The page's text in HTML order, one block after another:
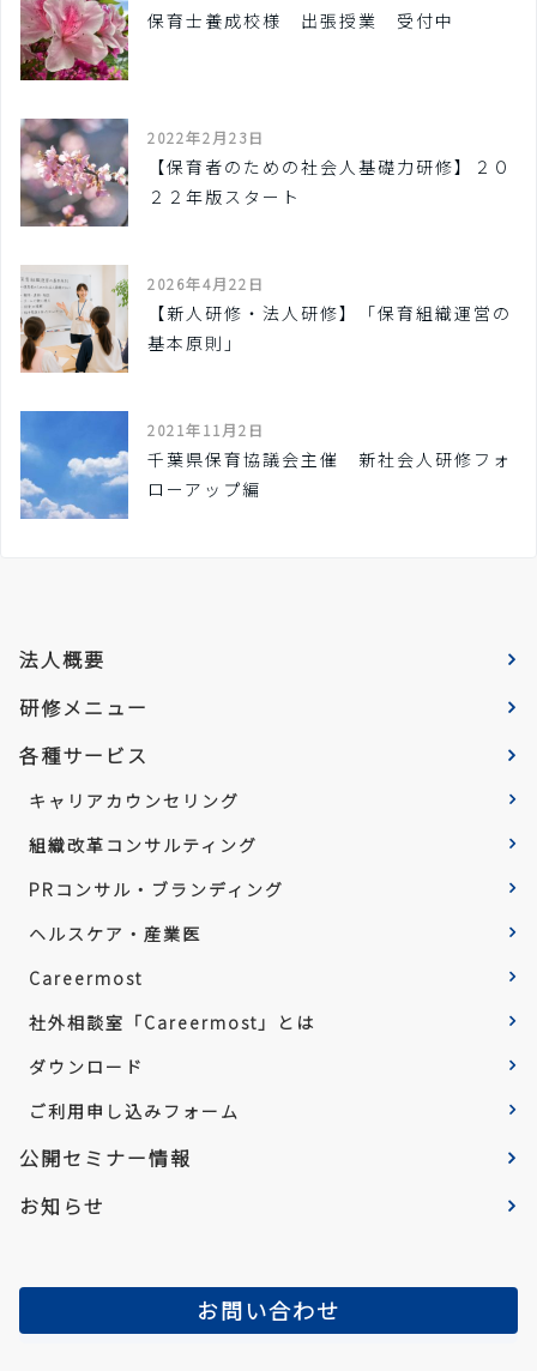
保育士養成校様 出張授業 受付中
2022年2月23日
【保育者のための社会人基礎力研修】２０
２２年版スタート
2026年4月22日
【新人研修・法人研修】「保育組織運営の
基本原則」
2021年11月2日
千葉県保育協議会主催 新社会人研修フォ
ローアップ編
法人概要
研修メニュー
各種サービス
キャリアカウンセリング
組織改革コンサルティング
PRコンサル・ブランディング
ヘルスケア・産業医
Careermost
社外相談室「Careermost」とは
ダウンロード
ご利用申し込みフォーム
公開セミナー情報
お知らせ
お問い合わせ